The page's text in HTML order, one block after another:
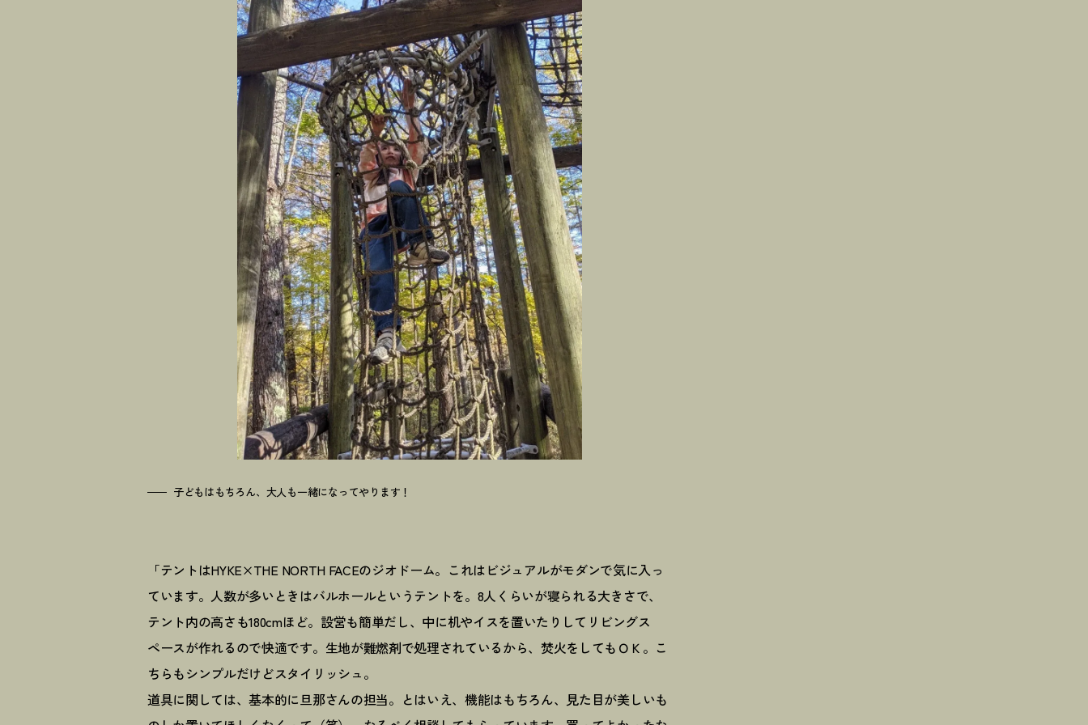
子どもはもちろん、大人も一緒になってやります ！
「テントはHYKE×THE NORTH FACEのジオドーム。これはビジュアルがモダンで気に入っ
ています。人数が多いときはバルホールというテントを。8人くらいが寝られる大きさで、
テント内の高さも180cmほど。設営も簡単だし、中に机やイスを置いたりしてリビングス
ペースが作れるので快適です。生地が難燃剤で処理されているから、焚火をしてもＯＫ。こ
ちらもシンプルだけどスタイリッシュ。
道具に関しては、基本的に旦那さんの担当。とはいえ、機能はもちろん、見た目が美しいも